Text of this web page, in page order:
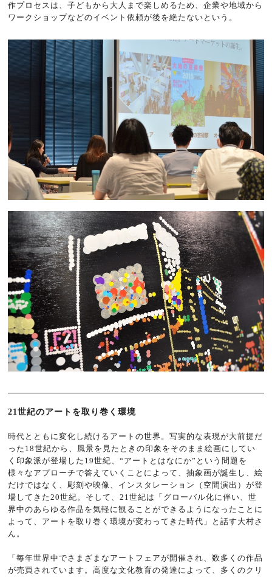
作プロセスは、子どもから大人まで楽しめるため、企業や地域から
ワークショップなどのイベント依頼が後を絶たないという。
21世紀のアートを取り巻く環境
時代とともに変化し続けるアートの世界。写実的な表現が大前提だ
った18世紀から、風景を見たときの印象をそのまま絵画にしてい
く印象派が登場した19世紀、“アートとはなにか”という問題を
様々なアプローチで答えていくことによって、抽象画が誕生し、絵
だけではなく、彫刻や映像、インスタレーション（空間演出）が登
場してきた20世紀。そして、21世紀は「グローバル化に伴い、世
界中のあらゆる作品を気軽に観ることができるようになったことに
よって、アートを取り巻く環境が変わってきた時代」と話す大村さ
ん。
「毎年世界中でさまざまなアートフェアが開催され、数多くの作品
が売買されています。高度な文化教育の発達によって、多くのクリ